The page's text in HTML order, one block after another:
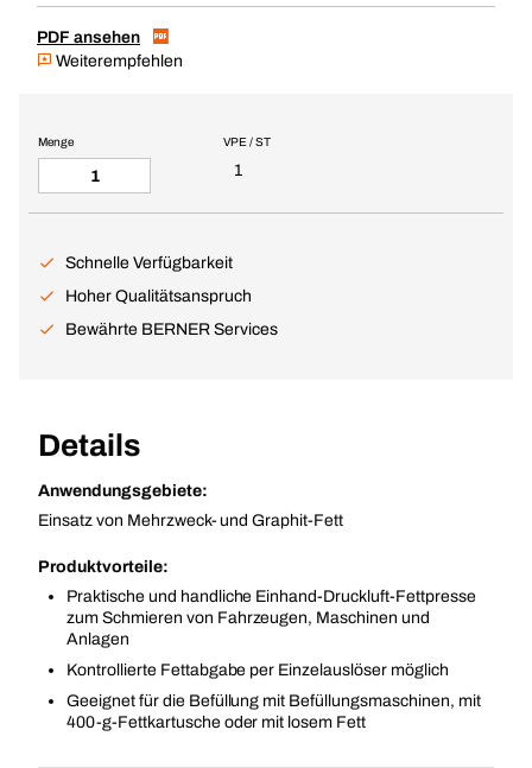
PDF ansehen
Weiterempfehlen
VPE / ST
1
Menge
Schnelle Verfügbarkeit
Hoher Qualitätsanspruch
Bewährte BERNER Services
Details
Anwendungsgebiete:
Einsatz von Mehrzweck- und Graphit-Fett
Produktvorteile:
Praktische und handliche Einhand-Druckluft-Fettpresse
zum Schmieren von Fahrzeugen, Maschinen und
Anlagen
Kontrollierte Fettabgabe per Einzelauslöser möglich
Geeignet für die Befüllung mit Befüllungsmaschinen, mit
400-g-Fettkartusche oder mit losem Fett